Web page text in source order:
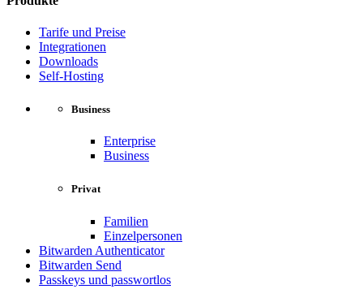
Tarife und Preise
Integrationen
Downloads
Self-Hosting
Business
Enterprise
Business
Privat
Familien
Einzelpersonen
Bitwarden Authenticator
Bitwarden Send
Passkeys und passwortlos